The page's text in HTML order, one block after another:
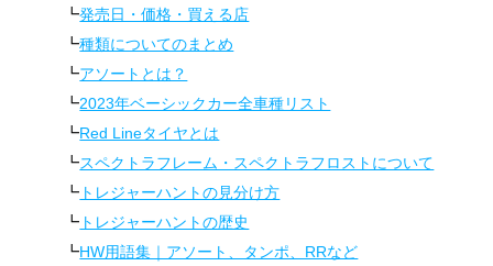
発売日・価格・買える店
種類についてのまとめ
アソートとは？
2023年ベーシックカー全車種リスト
Red Lineタイヤとは
スペクトラフレーム・スペクトラフロストについて
トレジャーハントの見分け方
トレジャーハントの歴史
HW用語集｜アソート、タンポ、RRなど